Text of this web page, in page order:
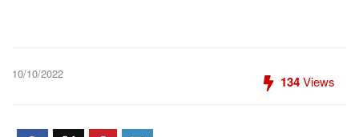
10/10/2022 134Views